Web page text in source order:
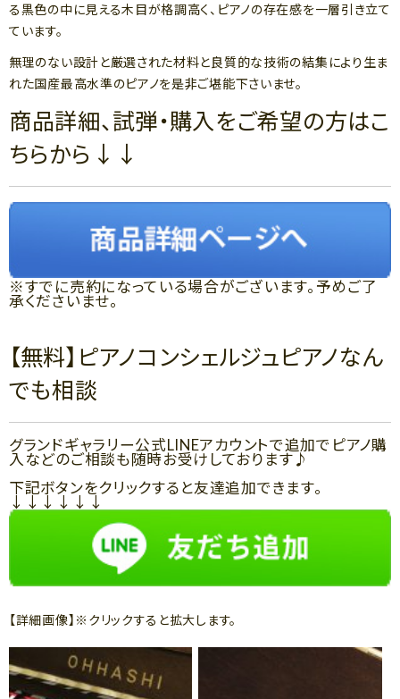
る黒色の中に見える木目が格調高く、ピアノの存在感を一層引き立て
ています。
無理のない設計と厳選された材料と良質的な技術の結集により生ま
れた国産最高水準のピアノを是非ご堪能下さいませ。
商品詳細、試弾・購入をご希望の方はこ
ちらから↓↓
※すでに売約になっている場合がございます。予めご了
承くださいませ。
【無料】ピアノコンシェルジュピアノなん
でも相談
グランドギャラリー公式LINEアカウントで追加でピアノ購
入などのご相談も随時お受けしております♪
下記ボタンをクリックすると友達追加できます。
↓↓↓↓↓↓
【詳細画像】※クリックすると拡大します。